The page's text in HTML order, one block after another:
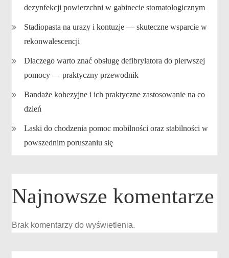
dezynfekcji powierzchni w gabinecie stomatologicznym
Stadiopasta na urazy i kontuzje — skuteczne wsparcie w
rekonwalescencji
Dlaczego warto znać obsługę defibrylatora do pierwszej
pomocy — praktyczny przewodnik
Bandaże kohezyjne i ich praktyczne zastosowanie na co
dzień
Laski do chodzenia pomoc mobilności oraz stabilności w
powszednim poruszaniu się
Najnowsze komentarze
Brak komentarzy do wyświetlenia.